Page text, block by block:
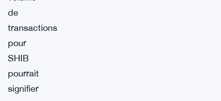
de
transactions
pour
SHIB
pourrait
signifier